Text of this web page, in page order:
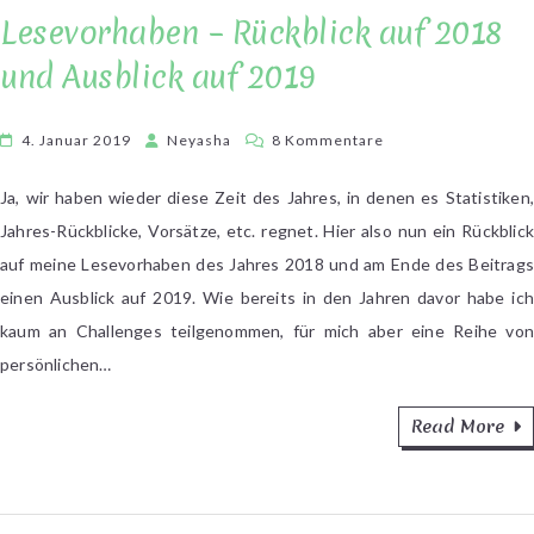
Lesevorhaben – Rückblick auf 2018
und Ausblick auf 2019
4. Januar 2019 Neyasha 8 Kommentare
–
Rückblick
und
Ausblick
Ja, wir haben wieder diese Zeit des Jahres, in denen es Statistiken,
Jahres-Rückblicke, Vorsätze, etc. regnet. Hier also nun ein Rückblick
auf meine Lesevorhaben des Jahres 2018 und am Ende des Beitrags
einen Ausblick auf 2019. Wie bereits in den Jahren davor habe ich
kaum an Challenges teilgenommen, für mich aber eine Reihe von
persönlichen…
Read More